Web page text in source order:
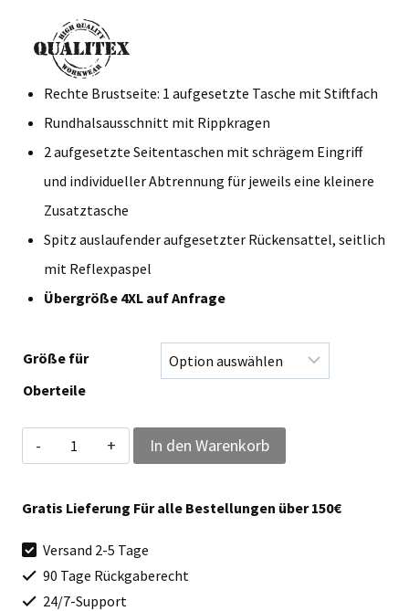
Rechte Brustseite: 1 aufgesetzte Tasche mit Stiftfach
Rundhalsausschnitt mit Rippkragen
2 aufgesetzte Seitentaschen mit schrägem Eingriff
und individueller Abtrennung für jeweils eine kleinere
Zusatztasche
Spitz auslaufender aufgesetzter Rückensattel, seitlich
mit Reflexpaspel
Übergröße 4XL auf Anfrage
Größe für
Oberteile
Qualitex
Arbeitsjacke
Serie
Menge
In den Warenkorb
Gratis Lieferung Für alle Bestellungen über 150€
Versand 2-5 Tage
90 Tage Rückgaberecht
24/7-Support